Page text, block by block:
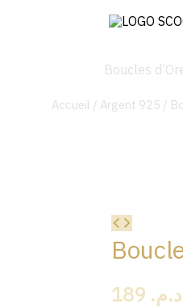
Boucles
Accueil / Argent 925 /
د.م.
quantité
de
d'Oreilles